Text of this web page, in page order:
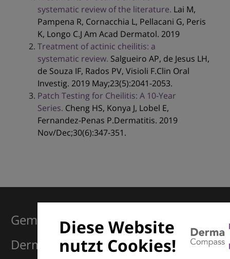
systematic review of the literature. Lai M,
Pampena R, Cornacchia L, Pellacani G, Peris
K, Longo C.J Am Acad Dermatol. 2019
Treatment of actinic cheilitis: a
systematic review. Salgueiro AP, de Jesus LH,
de Souza IF, Rados PV, Visioli F.Clin Oral
Investig. 2019 May;23(5):2041-2053.
Patch Testing for Cheilitis: A 10-Year
Series. Cheng HS, Konya J, Lobel E,
Fernandez-Penas P.Dermatitis. 2019
Nov/Dec;30(6):347-351.
Diese Website
nutzt Cookies!
Gemeinsam für Exzellenz in der
Dermatologie